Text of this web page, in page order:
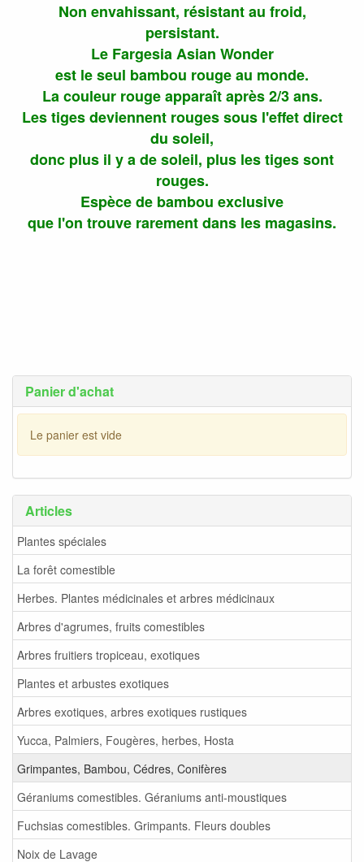
Panier d'achat
Le panier est vide
Articles
Plantes spéciales
La forêt comestible
Herbes. Plantes médicinales et arbres médicinaux
Arbres d'agrumes, fruits comestibles
Arbres fruitiers tropiceau, exotiques
Plantes et arbustes exotiques
Arbres exotiques, arbres exotiques rustiques
Yucca, Palmiers, Fougères, herbes, Hosta
Grimpantes, Bambou, Cédres, Conifères
Géraniums comestibles. Géraniums anti-moustiques
Fuchsias comestibles. Grimpants. Fleurs doubles
Noix de Lavage
Non envahissant, résistant au froid,
persistant.
Le Fargesia Asian Wonder
est le seul bambou rouge au monde.
La couleur rouge apparaît après 2/3 ans.
Les tiges deviennent rouges sous l'effet direct
du soleil,
donc plus il y a de soleil, plus les tiges sont
rouges.
Espèce de bambou exclusive
que l'on trouve rarement dans les magasins.